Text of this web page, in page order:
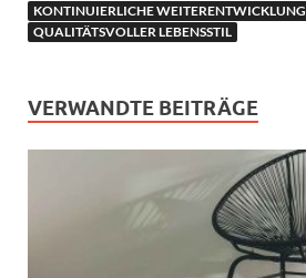
KONTINUIERLICHE WEITERENTWICKLUNG
QUALITÄTSVOLLER LEBENSSTIL
VERWANDTE BEITRÄGE